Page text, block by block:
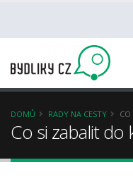
DOMŮ RADY NA CESTY
Co si zabalit